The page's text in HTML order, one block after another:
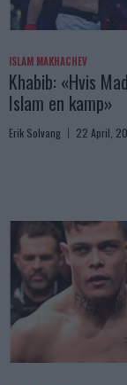
ISLAM MAKHACHEV
Khabib: «Hvis
Islam en kamp»
Erik Solvang 22 April,